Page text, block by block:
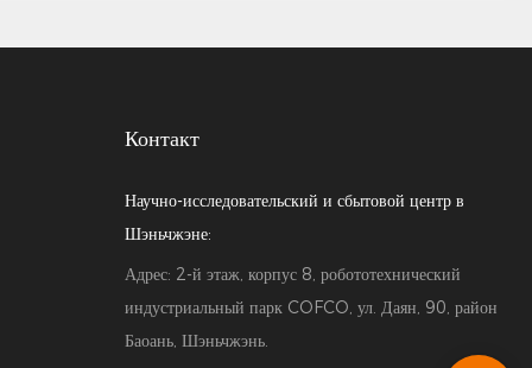
Контакт
Научно-исследовательский и сбытовой центр в
Шэньчжэне:
Адрес: 2-й этаж, корпус 8, робототехнический
индустриальный парк COFCO, ул. Даян, 90, район
Баоань, Шэньчжэнь.